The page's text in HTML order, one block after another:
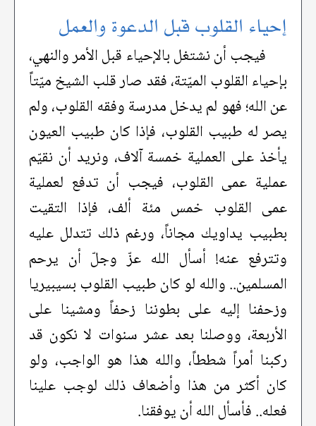
إحياء القلوب قبل الدعوة والعمل
فيجب أن نشتغل بالإحياء قبل الأمر والنهي،
بإحياء القلوب الميّتة، فقد صار قلب الشيخ ميّتاً
عن الله؛ فهو لم يدخل مدرسة وفقه القلوب، ولم
يصر له طبيب القلوب، فإذا كان طبيب العيون
يأخذ على العملية خمسة آلاف، ونريد أن نقيّم
عملية عمى القلوب، فيجب أن تدفع لعملية
عمى القلوب خمس مئة ألف، فإذا التقيت
بطبيب يداويك مجاناً، ورغم ذلك تتدلل عليه
وتترفع عنه! أسأل الله عزّ وجلّ أن يرحم
المسلمين.. والله لو كان طبيب القلوب بسيبيريا
وزحفنا إليه على بطوننا زحفاً ومشينا على
الأربعة، ووصلنا بعد عشر سنوات لا نكون قد
ركبنا أمراً شططاً، والله هذا هو الواجب، ولو
كان أكثر من هذا وأضعاف ذلك لوجب علينا
فعله.. فأسأل الله أن يوفقنا.